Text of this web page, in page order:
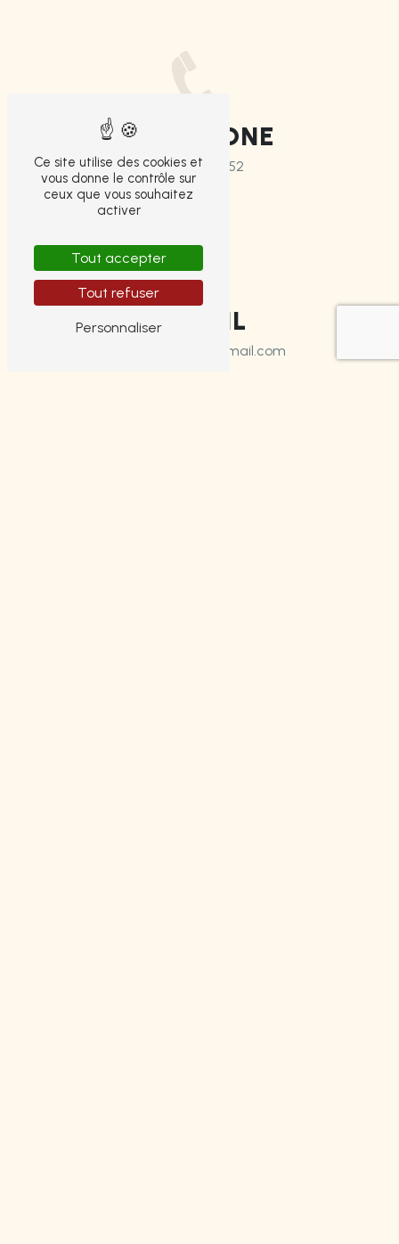
TÉLÉPHONE
05 55 14 49 52
E-MAIL
tinytauxcredit@gmail.com
Ce site utilise des cookies et
vous donne le contrôle sur
ceux que vous souhaitez
activer
Tout accepter
Tout refuser
Personnaliser